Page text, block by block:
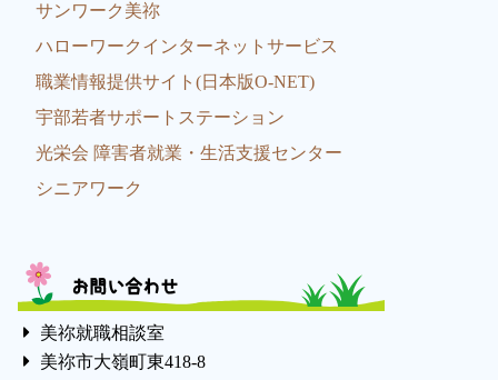
サンワーク美祢
ハローワークインターネットサービス
職業情報提供サイト(日本版O-NET)
宇部若者サポートステーション
光栄会 障害者就業・生活支援センター
シニアワーク
お問い合わせ
美祢就職相談室
美祢市大嶺町東418-8